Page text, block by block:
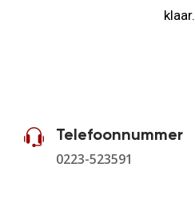
klaar.
Telefoonnummer
0223-523591